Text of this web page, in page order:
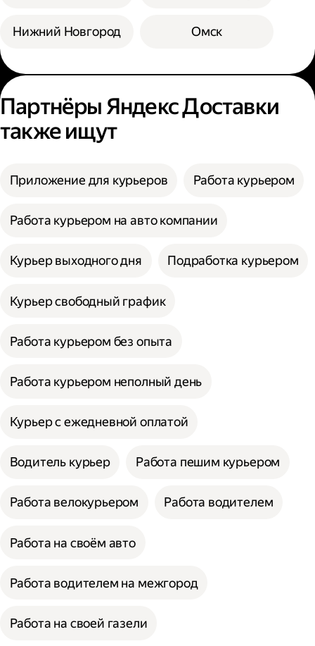
Нижний Новгород Омск
Партнёры Яндекс Доставки
также ищут
Приложение для курьеров Работа курьером
Работа курьером на авто компании
Курьер выходного дня Подработка курьером
Курьер свободный график
Работа курьером без опыта
Работа курьером неполный день
Курьер с ежедневной оплатой
Водитель курьер Работа пешим курьером
Работа велокурьером Работа водителем
Работа на своём авто
Работа водителем на межгород
Работа на своей газели